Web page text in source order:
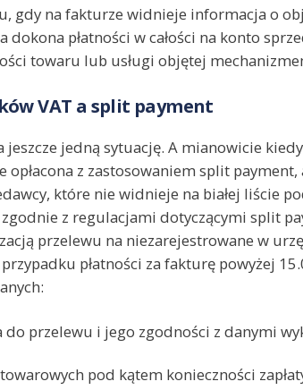
gdy na fakturze widnieje informacja o
dokona płatności w całości na konto
towaru lub usługi objętej
VAT a split payment
jeszcze jedną sytuację. A mianowicie
opłacona z zastosowaniem split
które nie widnieje na białej liście
z regulacjami dotyczącymi split
przelewu na niezarejestrowane w
płatności za fakturę powyżej
przelewu i jego zgodności z danymi
pod kątem konieczności